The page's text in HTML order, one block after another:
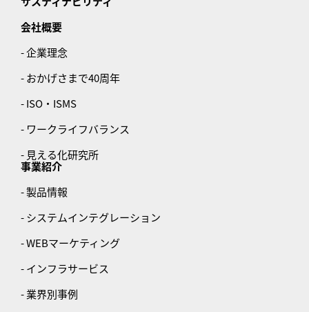
会社概要
- 企業理念
- おかげさまで40周年
- ISO・ISMS
- ワークライフバランス
- 見える化研究所
事業紹介
- 製品情報
- システムインテグレーション
- WEBマーケティング
- インフラサービス
- 業界別事例